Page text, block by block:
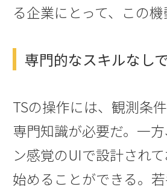
る企業にとって、この
専門的なスキルなし
TSの操作には、観測条
専門知識が必要だ。一
ン感覚のUIで設計され
始めることができる。